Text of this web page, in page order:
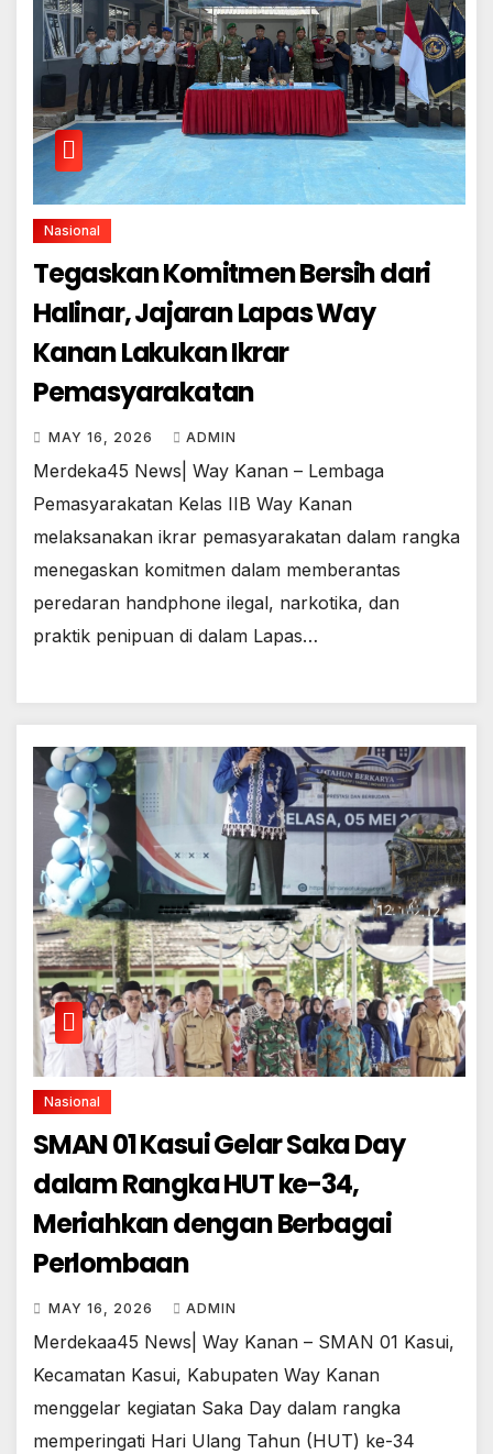
Nasional
Tegaskan Komitmen Bersih dari
Halinar, Jajaran Lapas Way
Kanan Lakukan Ikrar
Pemasyarakatan
MAY 16, 2026 ADMIN
Merdeka45 News| Way Kanan – Lembaga
Pemasyarakatan Kelas IIB Way Kanan
melaksanakan ikrar pemasyarakatan dalam rangka
menegaskan komitmen dalam memberantas
peredaran handphone ilegal, narkotika, dan
praktik penipuan di dalam Lapas…
Nasional
SMAN 01 Kasui Gelar Saka Day
dalam Rangka HUT ke-34,
Meriahkan dengan Berbagai
Perlombaan
MAY 16, 2026 ADMIN
Merdekaa45 News| Way Kanan – SMAN 01 Kasui,
Kecamatan Kasui, Kabupaten Way Kanan
menggelar kegiatan Saka Day dalam rangka
memperingati Hari Ulang Tahun (HUT) ke-34